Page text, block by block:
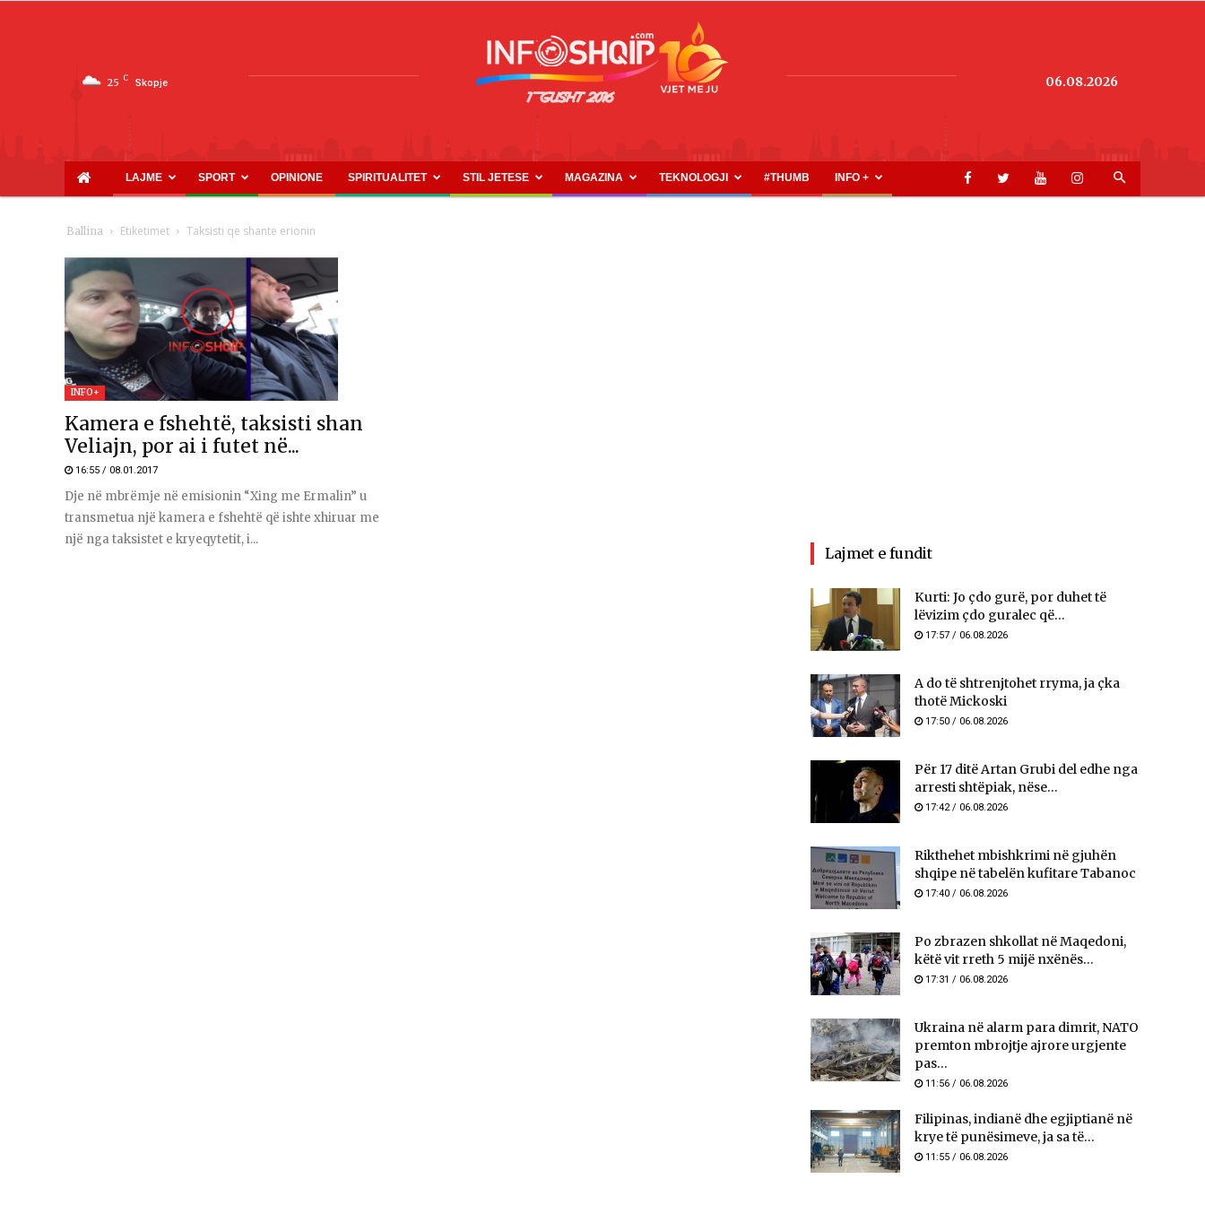
25 C Skopje
INFOSHQIP.COM
06.08.2026
LAJME SPORT OPINIONE SPIRITUALITET STIL JETESE MAGAZINA TEKNOLOGJI #THUMB INFO +
Ballina Etiketimet Taksisti qe shante erionin
INFO+
Kamera e fshehtë, taksisti shan
Veliajn, por ai i futet në...
16:55 / 08.01.2017
Dje në mbrëmje në emisionin “Xing me Ermalin” u
transmetua një kamera e fshehtë që ishte xhiruar me
një nga taksistet e kryeqytetit, i...
Lajmet e fundit
Kurti: Jo çdo gurë, por duhet të
lëvizim çdo guralec që...
17:57 / 06.08.2026
A do të shtrenjtohet rryma, ja çka
thotë Mickoski
17:50 / 06.08.2026
Për 17 ditë Artan Grubi del edhe nga
arresti shtëpiak, nëse...
17:42 / 06.08.2026
Rikthehet mbishkrimi në gjuhën
shqipe në tabelën kufitare Tabanoc
17:40 / 06.08.2026
Po zbrazen shkollat në Maqedoni,
këtë vit rreth 5 mijë nxënës...
17:31 / 06.08.2026
Ukraina në alarm para dimrit, NATO
premton mbrojtje ajrore urgjente
pas...
11:56 / 06.08.2026
Filipinas, indianë dhe egjiptianë në
krye të punësimeve, ja sa të...
11:55 / 06.08.2026